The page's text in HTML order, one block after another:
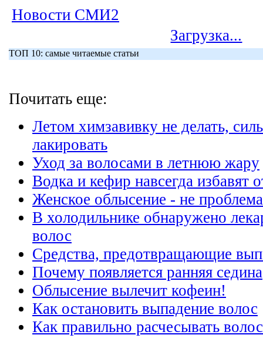
Новости СМИ2
Загрузка...
ТОП 10: самые читаемые статьи
Почитать еще:
Летом химзавивку не делать,
лакировать
Уход за волосами в летнюю жару
Водка и кефир навсегда избавят
Женское облысение - не
В холодильнике обнаружено
волос
Средства, предотвращающие
Почему появляется ранняя седина
Облысение вылечит кофеин!
Как остановить выпадение волос
Как правильно расчесывать